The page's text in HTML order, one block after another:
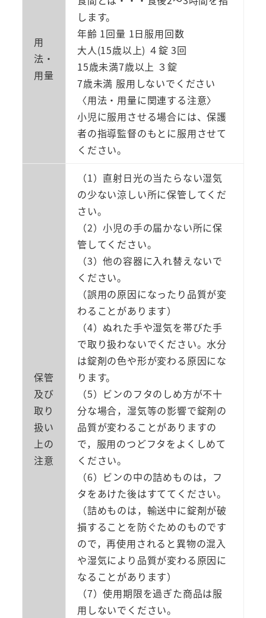
用
法・
用量
します。
年齢 1回量 1日服用回数
大人(15歳以上) ４錠 3回
15歳未満7歳以上 ３錠
7歳未満 服用しないでください
〈用法・用量に関連する注意〉
小児に服用させる場合には、保護
者の指導監督のもとに服用させて
ください。
保管
及び
取り
扱い
上の
注意
（1）直射日光の当たらない湿気
の少ない涼しい所に保管してくだ
さい。
（2）小児の手の届かない所に保
管してください。
（3）他の容器に入れ替えないで
ください。
（誤用の原因になったり品質が変
わることがあります）
（4）ぬれた手や湿気を帯びた手
で取り扱わないでください。水分
は錠剤の色や形が変わる原因にな
ります。
（5）ビンのフタのしめ方が不十
分な場合，湿気等の影響で錠剤の
品質が変わることがありますの
で，服用のつどフタをよくしめて
ください。
（6）ビンの中の詰めものは，フ
タをあけた後はすててください。
（詰めものは，輸送中に錠剤が破
損することを防ぐためのものです
ので，再使用されると異物の混入
や湿気により品質が変わる原因に
なることがあります）
（7）使用期限を過ぎた商品は服
用しないでください。